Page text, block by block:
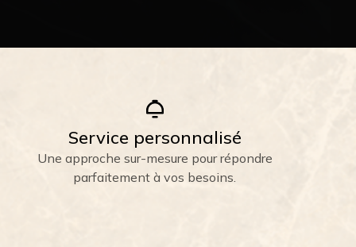
Service personnalisé
Une approche sur-mesure pour répondre
parfaitement à vos besoins.